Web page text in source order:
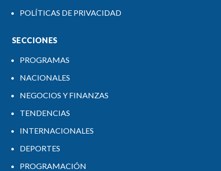
POLÍTICAS DE PRIVACIDAD
SECCIONES
PROGRAMAS
NACIONALES
NEGOCIOS Y FINANZAS
TENDENCIAS
INTERNACIONALES
DEPORTES
PROGRAMACIÓN